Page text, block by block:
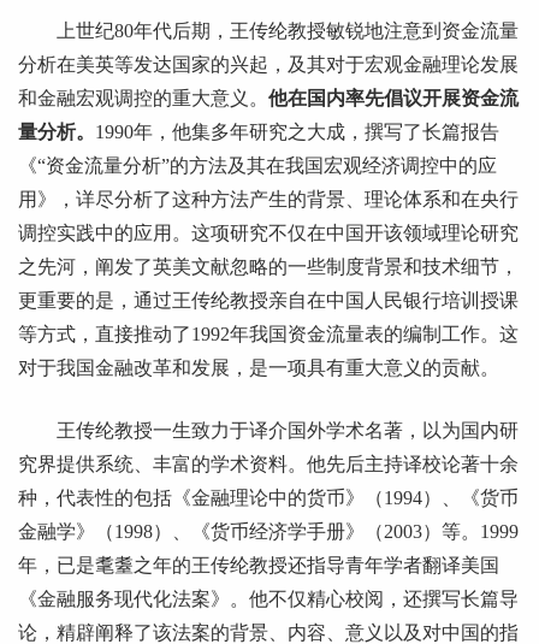
上世纪80年代后期，王传纶教授敏锐地注意到资金流量
分析在美英等发达国家的兴起，及其对于宏观金融理论发展
和金融宏观调控的重大意义。 他在国内率先倡议开展资金流
量分析。 1990年，他集多年研究之大成，撰写了长篇报告
《“资金流量分析”的方法及其在我国宏观经济调控中的应
用》，详尽分析了这种方法产生的背景、理论体系和在央行
调控实践中的应用。这项研究不仅在中国开该领域理论研究
之先河，阐发了英美文献忽略的一些制度背景和技术细节，
更重要的是，通过王传纶教授亲自在中国人民银行培训授课
等方式，直接推动了1992年我国资金流量表的编制工作。这
对于我国金融改革和发展，是一项具有重大意义的贡献。
王传纶教授一生致力于译介国外学术名著，以为国内研
究界提供系统、丰富的学术资料。他先后主持译校论著十余
种，代表性的包括《金融理论中的货币》（1994）、《货币
金融学》（1998）、《货币经济学手册》（2003）等。1999
年，已是耄耋之年的王传纶教授还指导青年学者翻译美国
《金融服务现代化法案》。他不仅精心校阅，还撰写长篇导
论，精辟阐释了该法案的背景、内容、意义以及对中国的指